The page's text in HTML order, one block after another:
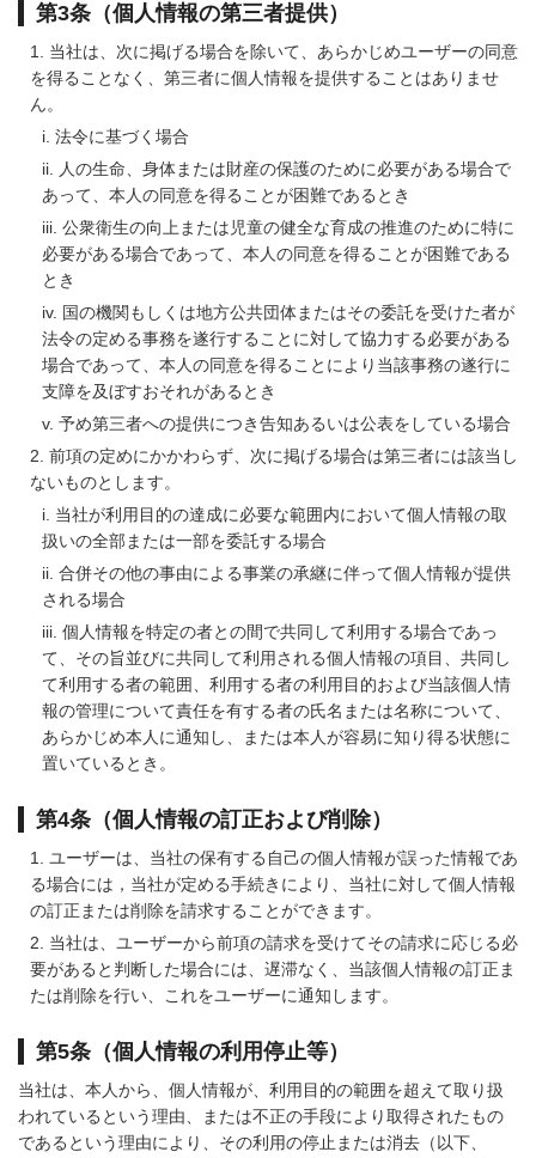
第3条（個人情報の第三者提供）
当社は、次に掲げる場合を除いて、あらかじめユーザーの同意
を得ることなく、第三者に個人情報を提供することはありませ
ん。
法令に基づく場合
人の生命、身体または財産の保護のために必要がある場合で
あって、本人の同意を得ることが困難であるとき
公衆衛生の向上または児童の健全な育成の推進のために特に
必要がある場合であって、本人の同意を得ることが困難である
とき
国の機関もしくは地方公共団体またはその委託を受けた者が
法令の定める事務を遂行することに対して協力する必要がある
場合であって、本人の同意を得ることにより当該事務の遂行に
支障を及ぼすおそれがあるとき
予め第三者への提供につき告知あるいは公表をしている場合
前項の定めにかかわらず、次に掲げる場合は第三者には該当し
ないものとします。
当社が利用目的の達成に必要な範囲内において個人情報の取
扱いの全部または一部を委託する場合
合併その他の事由による事業の承継に伴って個人情報が提供
される場合
個人情報を特定の者との間で共同して利用する場合であっ
て、その旨並びに共同して利用される個人情報の項目、共同し
て利用する者の範囲、利用する者の利用目的および当該個人情
報の管理について責任を有する者の氏名または名称について、
あらかじめ本人に通知し、または本人が容易に知り得る状態に
置いているとき。
第4条（個人情報の訂正および削除）
ユーザーは、当社の保有する自己の個人情報が誤った情報であ
る場合には，当社が定める手続きにより、当社に対して個人情報
の訂正または削除を請求することができます。
当社は、ユーザーから前項の請求を受けてその請求に応じる必
要があると判断した場合には、遅滞なく、当該個人情報の訂正ま
たは削除を行い、これをユーザーに通知します。
第5条（個人情報の利用停止等）
当社は、本人から、個人情報が、利用目的の範囲を超えて取り扱
われているという理由、または不正の手段により取得されたもの
であるという理由により、その利用の停止または消去（以下、